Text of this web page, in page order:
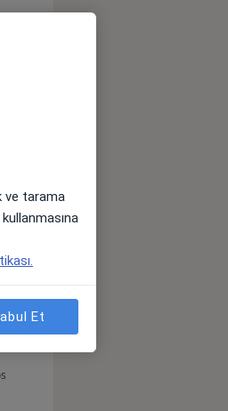
Cum,
ve tarama
Et